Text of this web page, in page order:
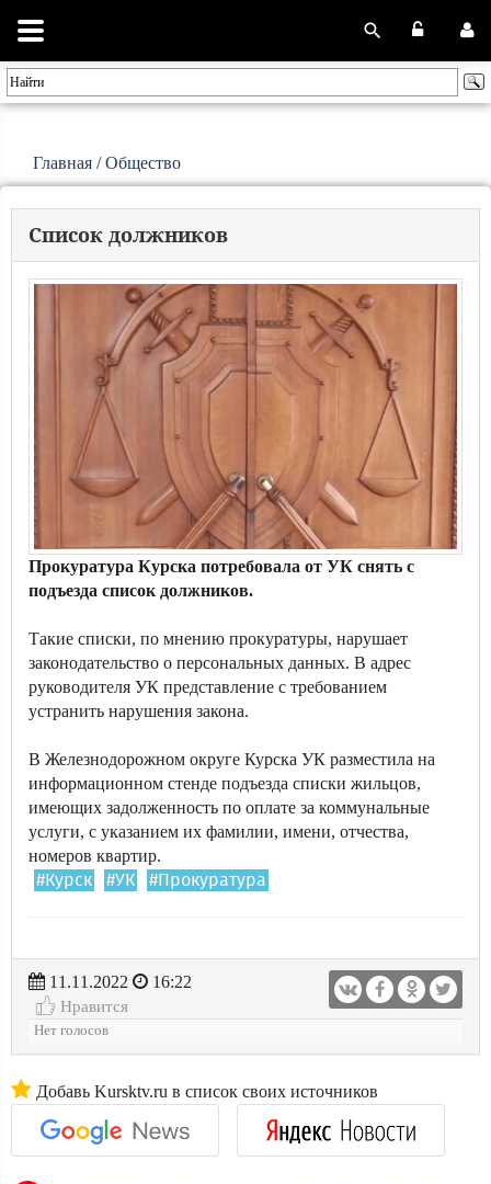
Главная /Общество
Список должников
Прокуратура Курска потребовала от УК снять с
подъезда список должников.
Такие списки, по мнению прокуратуры, нарушает
законодательство о персональных данных. В адрес
руководителя УК представление с требованием
устранить нарушения закона.
В Железнодорожном округе Курска УК разместила на
информационном стенде подъезда списки жильцов,
имеющих задолженность по оплате за коммунальные
услуги, с указанием их фамилии, имени, отчества,
номеров квартир.
#Курск #УК #Прокуратура
11.11.2022
16:22
Нравится
Нет голосов
Добавь Kursktv.ru в список своих источников